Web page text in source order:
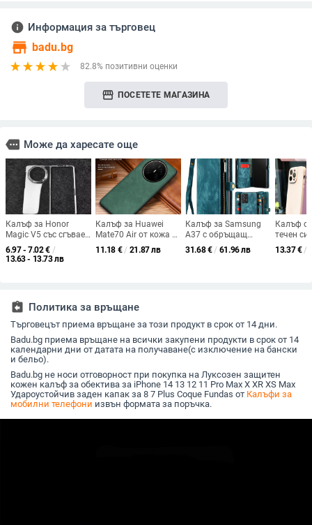
info Информация за търговец
store badu.bg
82.8% позитивни оценки
storefront ПОСЕТЕТЕ МАГАЗИНА
more Може да харесате още
Калъф за Honor
Magic V5 със сгъваем
дисплей, прозрачен,
лъскав, PC материал
6.97 - 7.02€ /
13.63 - 13.73 лв
Калъф за Huawei
Mate70 Air от кожа —
удароустойчив,
бизнес стил, Crazy
11.18 € / 21.87 лв
Калъф за Samsung
A37 с обръщащ
капак и джоб за
карти, защита от
31.68€ / 61.96 лв
Калъф
течен
пълно
13.37€ /
assignment_return Политика за връщане
Търговецът приема връщане за този продукт в срок от 14 дни.
Badu.bg приема връщане на всички закупени продукти в срок от 14
календарни дни от датата на получаване(с изключение на бански
и бельо).
Badu.bg не носи отговорност при покупка на Луксозен защитен
кожен калъф за обектива за iPhone 14 13 12 11 Pro Max X XR XS Max
Удароустойчив заден капак за 8 7 Plus Coque Fundas от Калъфи за
мобилни телефони извън формата за поръчка.